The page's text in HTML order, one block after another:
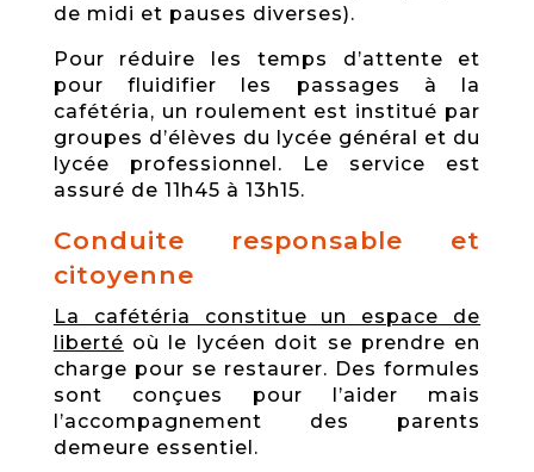
de midi et pauses diverses).
Pour réduire les temps d’attente et
pour fluidifier les passages à la
cafétéria, un roulement est institué par
groupes d’élèves du lycée général et du
lycée professionnel. Le service est
assuré de 11h45 à 13h15.
­Conduite responsable et
citoyenne
La cafétéria constitue un espace de
liberté où le lycéen doit se prendre en
charge pour se restaurer. Des formules
sont conçues pour l’aider mais
l’accompagnement des parents
demeure essentiel.